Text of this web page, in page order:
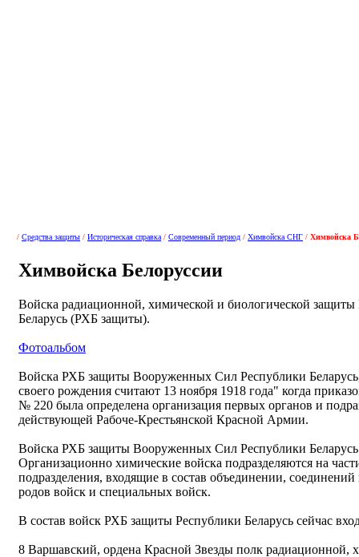
/ Средства защиты / Историческая справка / Современный период / Химвойска СНГ / Химвойска
Химвойска Белоруссии
Войска радиационной, химической и биологической
Беларусь (РХБ защиты).
Фотоальбом
Войска РХБ защиты Вооруженных Сил Республики
своего рождения считают 13 ноября 1918 года" когда
№ 220 была определена организация первых органов и
действующей Рабоче-Крестьянской Красной Армии.
Войска РХБ защиты Вооруженных Сил Республики
Организационно химические войска подразделяются на
подразделения, входящие в состав объединении,
родов войск и специальных войск.
В состав войск РХБ защиты Республики Беларусь сейчас
8 Варшавский, ордена Красной Звезды полк радиационной,